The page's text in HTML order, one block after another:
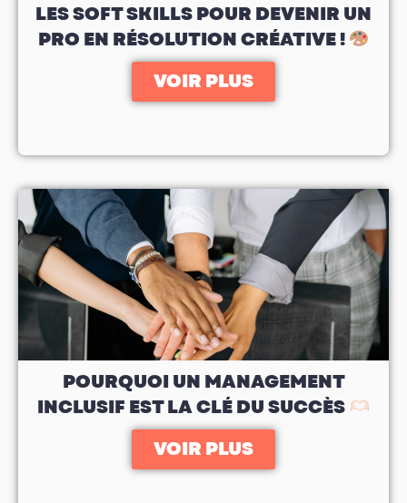
LES SOFT SKILLS POUR DEVENIR UN
PRO EN RÉSOLUTION CRÉATIVE !
VOIR PLUS
POURQUOI UN MANAGEMENT
INCLUSIF EST LA CLÉ DU SUCCÈS
VOIR PLUS